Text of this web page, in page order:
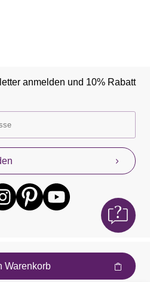
anmelden und 10% Rabatt
Warenkorb